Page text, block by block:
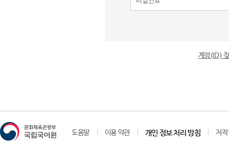
계정(ID)
도움말 이용 약관 개인 정보 처리 방침 저